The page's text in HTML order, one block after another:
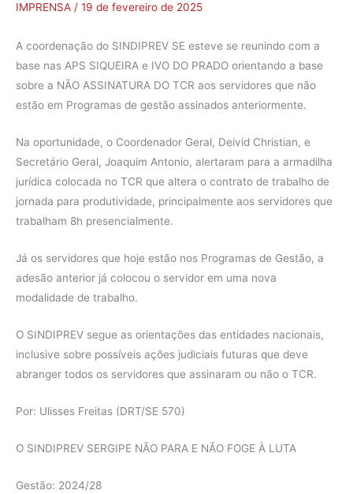
IMPRENSA / 19 de fevereiro de 2025
A coordenação do SINDIPREV SE esteve se reunindo com a
base nas APS SIQUEIRA e IVO DO PRADO orientando a base
sobre a NÃO ASSINATURA DO TCR aos servidores que não
estão em Programas de gestão assinados anteriormente.
Na oportunidade, o Coordenador Geral, Deivid Christian, e
Secretário Geral, Joaquim Antonio, alertaram para a armadilha
jurídica colocada no TCR que altera o contrato de trabalho de
jornada para produtividade, principalmente aos servidores que
trabalham 8h presencialmente.
Já os servidores que hoje estão nos Programas de Gestão, a
adesão anterior já colocou o servidor em uma nova
modalidade de trabalho.
O SINDIPREV segue as orientações das entidades nacionais,
inclusive sobre possíveis ações judiciais futuras que deve
abranger todos os servidores que assinaram ou não o TCR.
Por: Ulisses Freitas (DRT/SE 570)
O SINDIPREV SERGIPE NÃO PARA E NÃO FOGE À LUTA
Gestão: 2024/28